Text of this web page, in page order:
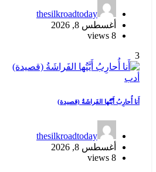
thesilkroadtoday
أغسطس 8, 2026
8 views
3
أدب
أَنا أُحارِبُ أَيَّتُها الفَراشَةُ (قصيدة)
thesilkroadtoday
أغسطس 8, 2026
8 views